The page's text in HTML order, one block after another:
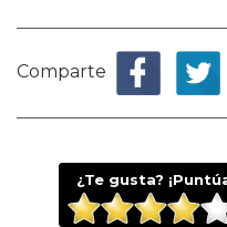
Comparte
¿Te gusta?